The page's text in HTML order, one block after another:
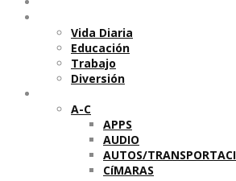
Vida Diaria
Educación
Trabajo
Diversión
A-C
APPS
AUDIO
AUTOS/
CíMARAS